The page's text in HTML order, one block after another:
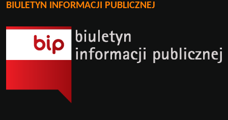
BIULETYN INFORMACJI PUBLICZNEJ